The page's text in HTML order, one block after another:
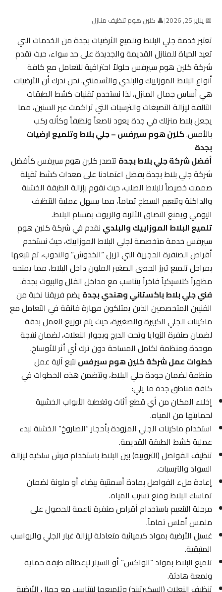
📅 يناير 25, 2026 |👤 كلين هوم تنظيف منازل
تعتبر خدمة جلي البلاط وتلميع الأرضيات بجدة من الخدمات التي
تعيد الحياة للمنازل القديمة والجديدة على حد سواء، حيث تقدم
شركة كلين هوم سيرفس حلولاً احترافية للتعامل مع كافة
أنواع البلاط الموزاييك والبلدي والأسمنتي. نحن ندرك أن الأرضيات
هي أساس جمال المنزل، لذا نستخدم تقنيات كشط الطبقات
التالفة لإزالة التصبغات والترسبات التي تراكمت عبر السنين، مما
يجعل بلاط منزلك في جدة يعود ناصعاً ونظيفاً وكأنه ركب
بالأمس.كلين هوم سيرفس – جلي بلاط وتلميع ارضيات
بجدة
أفضل شركة جلي بلاط بجدةتتصدر كلين هوم سيرفس كأفضل
شركة جلي بلاط بجدة بفضل اعتمادنا على معدات كشط ثقيلة
صممت خصيصاً للبلاط الصلب، حيث نقوم بإزالة الطبقة الخشنة
والداكنة وتنعيم السطح تماماً، مما يسهل عملية التنظيف
اليومي ويمنع التصاق الأتربة والزيوت بمسام البلاط.
تلميع البلاط الموزاييك والبلدينقدم في شركة كلين هوم
سيرفس خدمة متخصصة لجلي البلاط الموزاييك، حيث نستخدم
أقراص الصنفرة الحجرية التي تزيل “الخدوش” والندوب، ثم نتبعها
بمراحل تلميع تبرز الحصى الصغير الملون داخل البلاط، مما يمنحه
مظهراً كلاسيكياً فاخراً يتناسب مع مداخل الفلل والبيوت بجدة.
فني جلي بلاط باكستاني وهندي بجدةيضم فريقنا نخبة من
الفنيين المتخصصين الذين يمتلكون مهارة فائقة في التعامل مع
ماكينات الجلي الكبيرة والصغيرة، حيث يتم توزيع العمل بدقة
لضمان صنفرة الزوايا وتحت الدرج وبجوار النعلات، لضمان نتيجة
موحدة ومنظمة لكامل المساحة دون ترك أي أثر للأوساخ.
خطوات عمل شركة كلين هوم سيرفسنتبع آلية عمل
منظمة لضمان جودة جلي البلاط، وتتضمن هذه الخطوات في
كافة مناطق جدة ما يلي:
إخلاء المكان من أي قطع أثاث وتغطية الأبواب الخشبية
لحمايتها من المياه.
استخدام ماكينات الجلي المزودة بأحجار “الصاروخ” الخشنة لبدء
عملية كشط الطبقة القديمة.
تنظيف الفواصل (الترويبة) بين البلاط باستخدام فرش سلكية لإزالة
السواد والترسبات.
إعادة ملء الفواصل بمادة أسمنتية بيضاء أو ملونة لضمان
تماسك البلاط ومنع تسرب المياه.
مرحلة التنعيم باستخدام أقراص صنفرة ناعمة للحصول على
ملمس أملس تماماً.
غسيل الأرضية بمواد كيميائية متعادلة لإزالة غبار الجلي والرواسب
المتبقية.
تلميع البلاط بمواد “الواكس” أو السيلر لإعطائه طبقة حماية
ولمعة هادئة.
تنظيف النعلات (السكيرتينج) وتلميعها لتتناسب مع جمال الأرضية